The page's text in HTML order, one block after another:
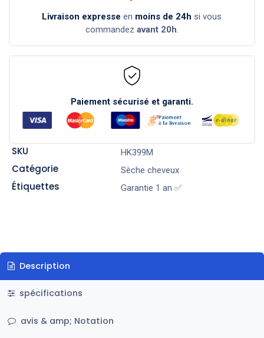
Livraison expresse en moins de 24h si vous
commandez avant 20h.
Paiement sécurisé et garanti.
SKU HK399M
Catégorie Sèche cheveux
Étiquettes Garantie 1 an ✅
Description
spécifications
avis & amp; Notation